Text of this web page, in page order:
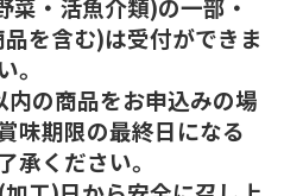
を含む)は受付ができま
。
の商品をお申込みの場
味期限の最終日になる
承ください。